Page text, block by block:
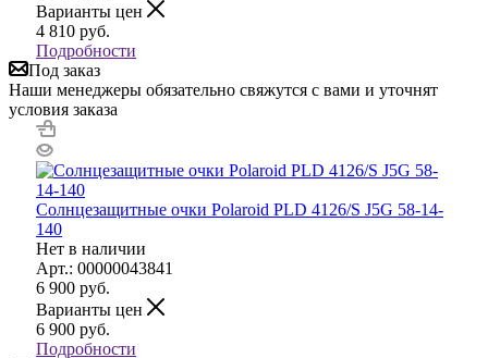
Варианты цен
4 810 руб.
Подробности
Под заказ
Наши менеджеры обязательно свяжутся с вами и уточнят
условия заказа
Солнцезащитные очки Polaroid PLD 4126/S J5G 58-14-
140
Нет в наличии
Арт.: 00000043841
6 900 руб.
Варианты цен
6 900 руб.
Подробности